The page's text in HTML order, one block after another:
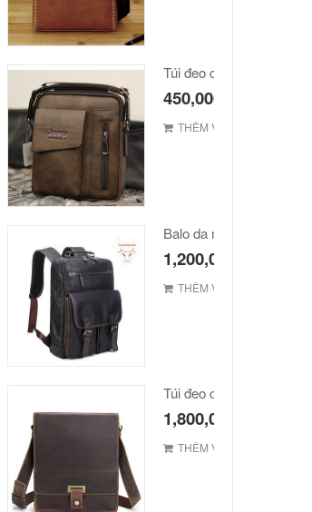
Túi đeo chéo Jeep giá rẻ
450,000
THÊM VÀO GIỎ
Balo da nam hàn quốc
1,200,000
THÊM VÀO GIỎ
1,800,000
THÊM VÀO GIỎ